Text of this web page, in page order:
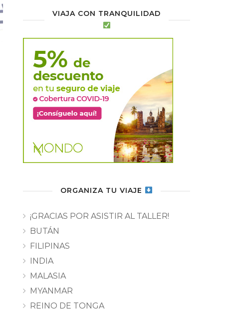
VIAJA CON TRANQUILIDAD
ORGANIZA TU VIAJE
¡GRACIAS POR ASISTIR AL TALLER!
BUTÁN
FILIPINAS
INDIA
MALASIA
MYANMAR
REINO DE TONGA